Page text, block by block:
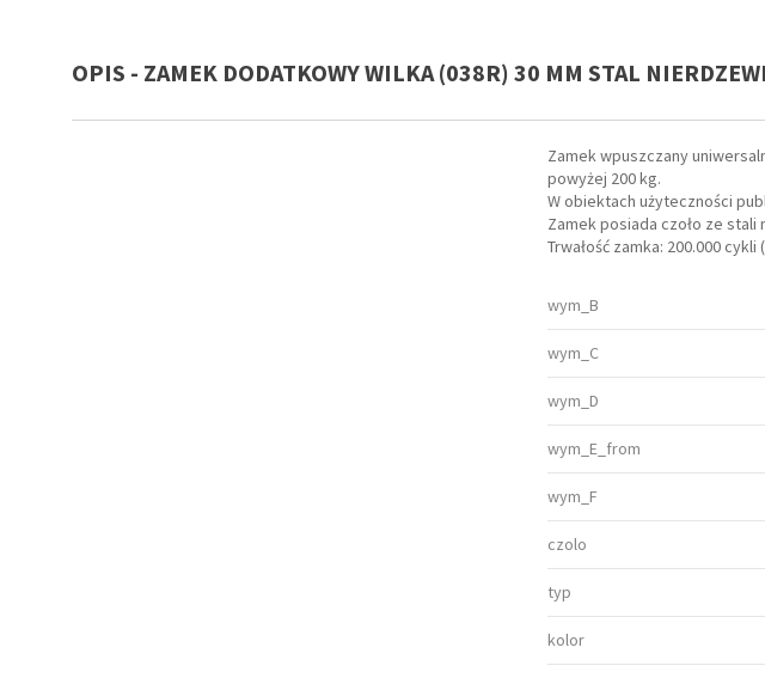
OPIS - ZAMEK DODATKOWY WILKA (038R) 30 MM STAL
Zamek wpuszczany
powyżej 200 kg.
W obiektach użyteczności
Zamek posiada czoło ze
Trwałość zamka: 200.000
wym_B
wym_C
wym_D
wym_E_from
wym_F
czolo
typ
kolor